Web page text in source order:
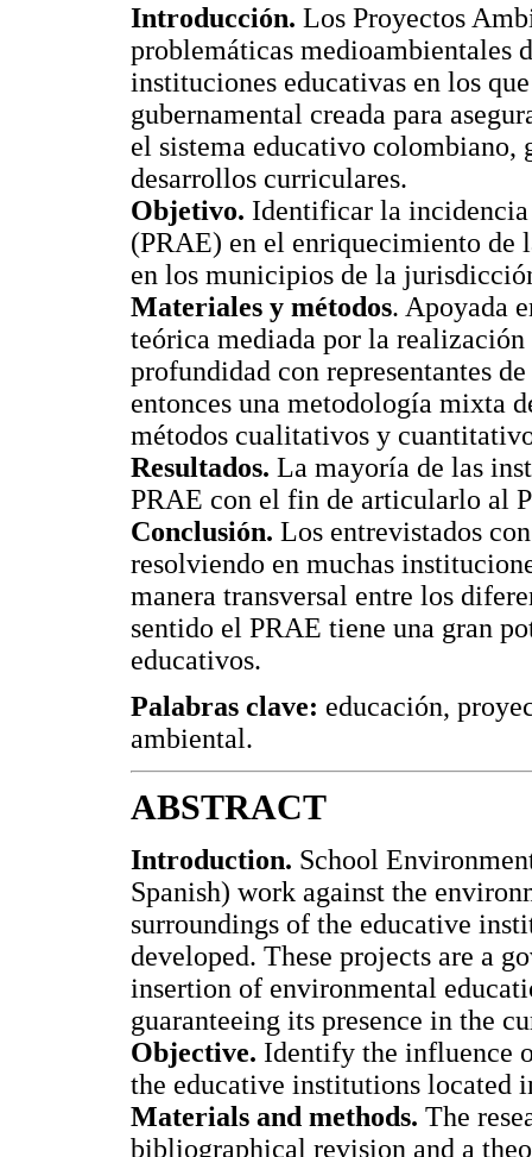
Introducción. Los Proyectos
problemáticas medioambientales
instituciones educativas en los
gubernamental creada para
el sistema educativo colombiano,
desarrollos curriculares.
Objetivo. Identificar la incidencia
(PRAE) en el enriquecimiento de
en los municipios de la
Materiales y métodos. Apoyada
teórica mediada por la
profundidad con representantes
entonces una metodología mixta
métodos cualitativos y
Resultados. La mayoría de las
PRAE con el fin de articularlo al
Conclusión. Los entrevistados
resolviendo en muchas
manera transversal entre los
sentido el PRAE tiene una gran
educativos.
Palabras clave: educación,
ambiental.
ABSTRACT
Introduction. School
Spanish) work against the
surroundings of the educative
developed. These projects are a
insertion of environmental
guaranteeing its presence in the
Objective. Identify the influence
the educative institutions located
Materials and methods. The
bibliographical revision and a